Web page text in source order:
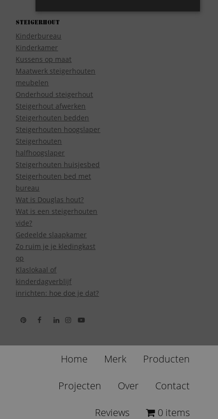
Steigerhout
Kinderbureau
Kinderkamer
Kussens op maat
Maatwerk steigerhouten
meubelen
Onderhoud steigerhout
Steigerhout afwerken
Steigerhouten bedden
Steigerhouten hoogslaper
Steigerhouten
halfhoogslaper
Steigerhouten huisjesbed
Steigerhouten bed met
bureau
Wat is Douglas hout?
Wat is een steigerhouten
vide?
Gedeelde slaapkamer
Zo ruim je je kledingkast
op
Klaslokaal of
kinderdagverblijf
inrichten: hoe doe je dat?
Home Merk Producten
Projecten Over Contact
Reviews 0 items